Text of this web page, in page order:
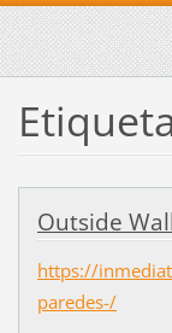
Outside
https://
paredes-/